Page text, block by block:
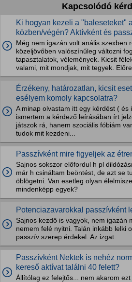
Kapcsolódó
Ki hogyan kezeli a "baleseteket"
közben/végén? Aktívként és
Még nem igazán volt anális szexben
közeljövőben valószínűleg változni
tapasztalatok, vélemények. Kicsit
valami, mit mondjak, mit tegyek.
Érzékeny, határozatlan, kicsit
esélyem komoly kapcsolatra?
A minap olvastam itt egy kérdést ( és
ismertem a kérdező leírásában írt
játszok rá, hanem szociális fóbiám
tudok mit kezdeni...
Passzívként mire figyeljek az
Sajnos sokszor előfordul h pl
már h csináltam beöntést, de azt se
öblögetni. Van esetleg olyan
mindenképp egyek?
Potenciazavarokkal passzívként
Sajnos kezdő is vagyok, nem igazán
nemem felé nyitni. Talán inkább lelki
passzív szerep érdekel. Az izgat.
Passzívként Nektek is nehéz
kereső aktívat találni 40 felett?
Állítólag ez felejtős... nem akarom